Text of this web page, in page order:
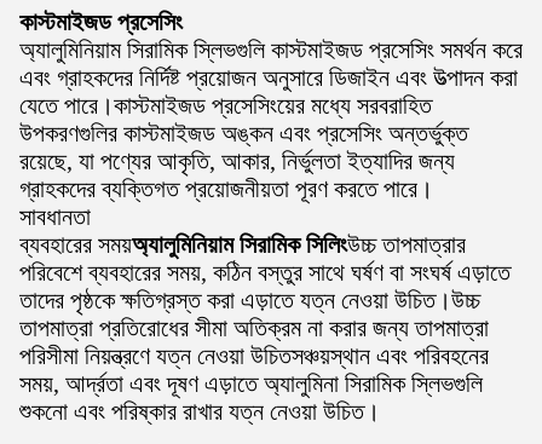
কাস্টমাইজড প্রসেসিং
অ্যালুমিনিয়াম সিরামিক স্লিভগুলি কাস্টমাইজড প্রসেসিং সমর্থন করে
এবং গ্রাহকদের নির্দিষ্ট প্রয়োজন অনুসারে ডিজাইন এবং উত্পাদন করা
যেতে পারে।কাস্টমাইজড প্রসেসিংয়ের মধ্যে সরবরাহিত
উপকরণগুলির কাস্টমাইজড অঙ্কন এবং প্রসেসিং অন্তর্ভুক্ত
রয়েছে, যা পণ্যের আকৃতি, আকার, নির্ভুলতা ইত্যাদির জন্য
গ্রাহকদের ব্যক্তিগত প্রয়োজনীয়তা পূরণ করতে পারে।
সাবধানতা
ব্যবহারের সময়অ্যালুমিনিয়াম সিরামিক সিলিংউচ্চ তাপমাত্রার
পরিবেশে ব্যবহারের সময়, কঠিন বস্তুর সাথে ঘর্ষণ বা সংঘর্ষ এড়াতে
তাদের পৃষ্ঠকে ক্ষতিগ্রস্ত করা এড়াতে যত্ন নেওয়া উচিত।উচ্চ
তাপমাত্রা প্রতিরোধের সীমা অতিক্রম না করার জন্য তাপমাত্রা
পরিসীমা নিয়ন্ত্রণে যত্ন নেওয়া উচিতসঞ্চয়স্থান এবং পরিবহনের
সময়, আর্দ্রতা এবং দূষণ এড়াতে অ্যালুমিনা সিরামিক স্লিভগুলি
শুকনো এবং পরিষ্কার রাখার যত্ন নেওয়া উচিত।